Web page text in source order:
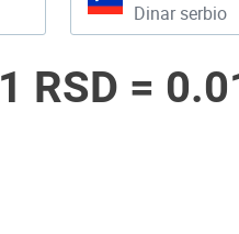
Dinar serbio
1 RSD =